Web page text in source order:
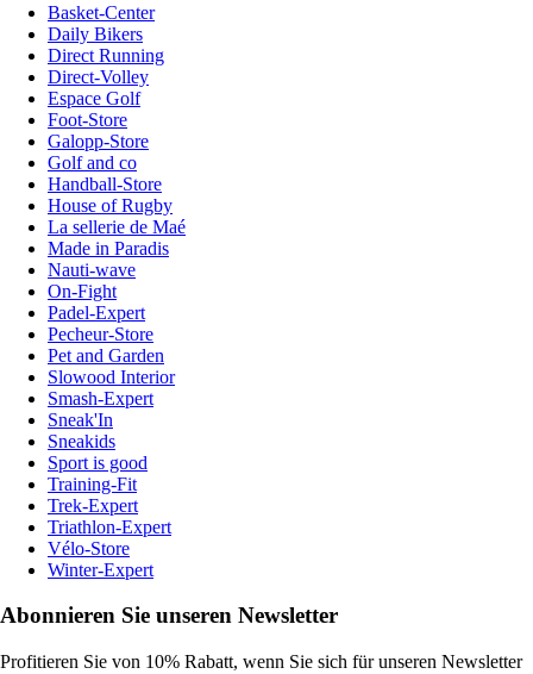
Basket-Center
Daily Bikers
Direct Running
Direct-Volley
Espace Golf
Foot-Store
Galopp-Store
Golf and co
Handball-Store
House of Rugby
La sellerie de Maé
Made in Paradis
Nauti-wave
On-Fight
Padel-Expert
Pecheur-Store
Pet and Garden
Slowood Interior
Smash-Expert
Sneak'In
Sneakids
Sport is good
Training-Fit
Trek-Expert
Triathlon-Expert
Vélo-Store
Winter-Expert
Abonnieren Sie unseren Newsletter
Profitieren Sie von 10% Rabatt, wenn Sie sich für unseren Newsletter